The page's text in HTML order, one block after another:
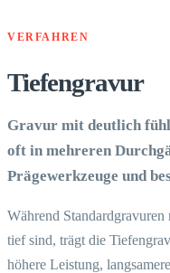
VERFAHREN
Tiefengravur
Gravur mit deutlich
oft in mehreren
Prägewerkzeuge und
Während
tief sind, trägt die
höhere Leistung,